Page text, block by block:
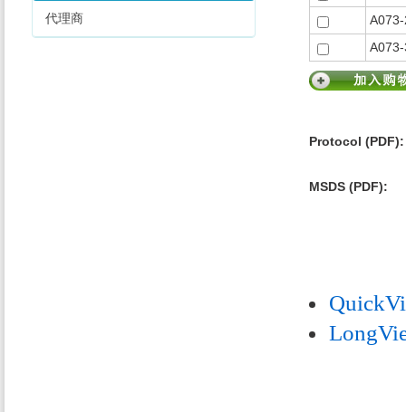
代理商
Protocol (PDF):
MSDS (PDF):